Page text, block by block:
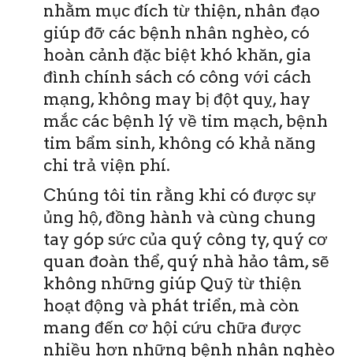
nhằm mục đích từ thiện, nhân đạo
giúp đỡ các bệnh nhân nghèo, có
hoàn cảnh đặc biệt khó khăn, gia
đình chính sách có công với cách
mạng, không may bị đột quỵ, hay
mắc các bệnh lý về tim mạch, bệnh
tim bẩm sinh, không có khả năng
chi trả viện phí.
Chúng tôi tin rằng khi có được sự
ủng hộ, đồng hành và cùng chung
tay góp sức của quý công ty, quý cơ
quan đoàn thể, quý nhà hảo tâm, sẽ
không những giúp Quỹ từ thiện
hoạt động và phát triển, mà còn
mang đến cơ hội cứu chữa được
nhiều hơn những bệnh nhân nghèo